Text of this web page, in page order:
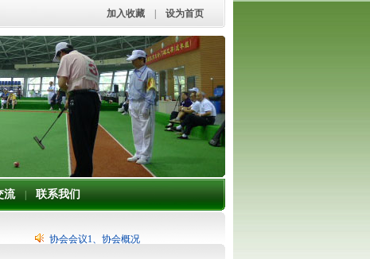
加入收藏| 设为首页
流| 联系我们
协会会议1、协会概况